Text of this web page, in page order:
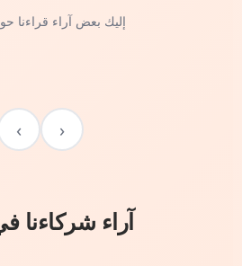
إليك بعض آراء قراءنا
‹
›
آراء شركاءنا